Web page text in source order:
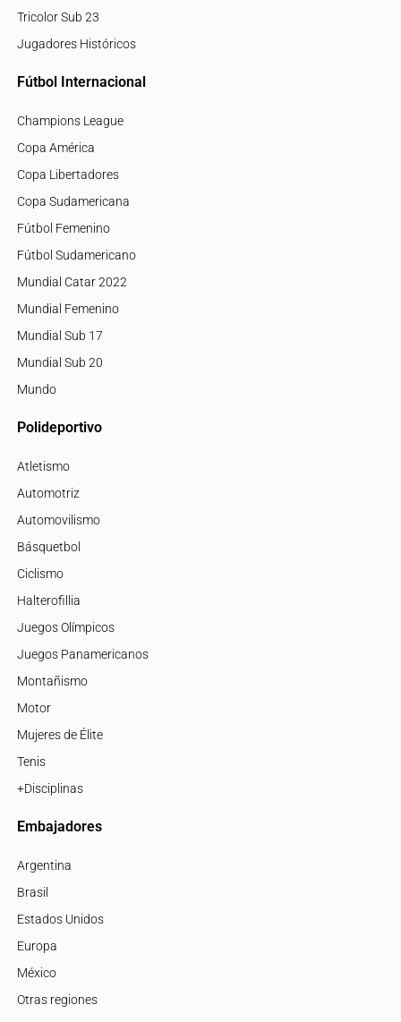
Tricolor Sub 23
Jugadores Históricos
Fútbol Internacional
Champions League
Copa América
Copa Libertadores
Copa Sudamericana
Fútbol Femenino
Fútbol Sudamericano
Mundial Catar 2022
Mundial Femenino
Mundial Sub 17
Mundial Sub 20
Mundo
Polideportivo
Atletismo
Automotriz
Automovilismo
Básquetbol
Ciclismo
Halterofillia
Juegos Olímpicos
Juegos Panamericanos
Montañismo
Motor
Mujeres de Élite
Tenis
+Disciplinas
Embajadores
Argentina
Brasil
Estados Unidos
Europa
México
Otras regiones